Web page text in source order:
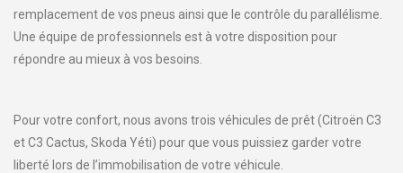
remplacement de vos pneus ainsi que le contrôle du parallélisme.
Une équipe de professionnels est à votre disposition pour
répondre au mieux à vos besoins.
Pour votre confort, nous avons trois véhicules de prêt (Citroën C3
et C3 Cactus, Skoda Yéti) pour que vous puissiez garder votre
liberté lors de l’immobilisation de votre véhicule.